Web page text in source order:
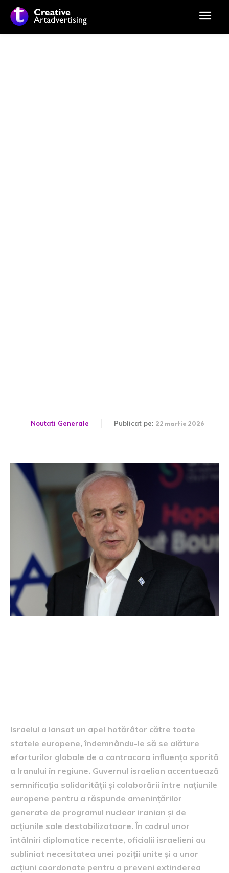
Noutati Generale Publicat pe: 22 martie 2026
Israelul a lansat un apel hotărâtor către toate
statele europene, îndemnându-le să se alăture
eforturilor globale de a contracara influența sporită
a Iranului în regiune. Guvernul israelian accentuează
semnificația solidarității și colaborării între națiunile
europene pentru a răspunde amenințărilor
generate de programul nuclear iranian și de
acțiunile sale destabilizatoare. În cadrul unor
întâlniri diplomatice recente, oficialii israelieni au
subliniat necesitatea unei poziții unite și a unor
acțiuni coordonate pentru a preveni extinderea